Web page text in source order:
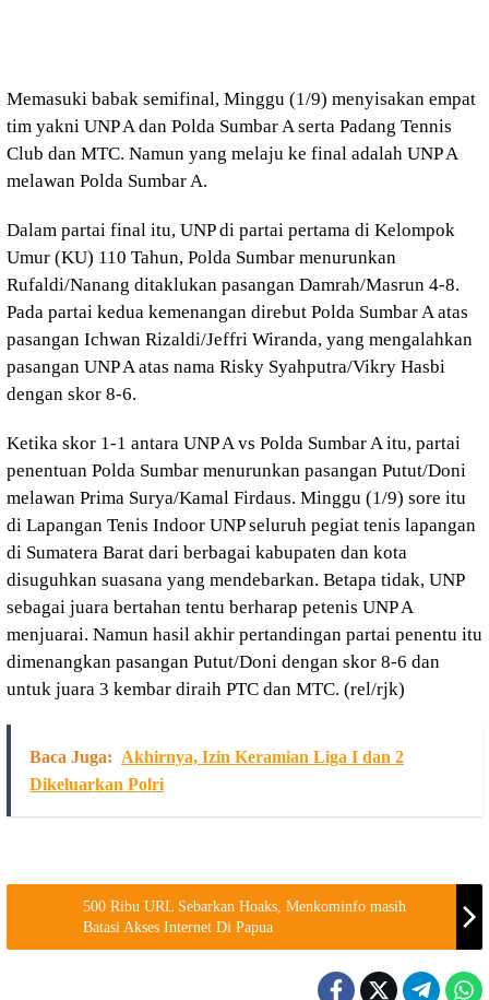
Memasuki babak semifinal, Minggu (1/9) menyisakan empat
tim yakni UNP A dan Polda Sumbar A serta Padang Tennis
Club dan MTC. Namun yang melaju ke final adalah UNP A
melawan Polda Sumbar A.
Dalam partai final itu, UNP di partai pertama di Kelompok
Umur (KU) 110 Tahun, Polda Sumbar menurunkan
Rufaldi/Nanang ditaklukan pasangan Damrah/Masrun 4-8.
Pada partai kedua kemenangan direbut Polda Sumbar A atas
pasangan Ichwan Rizaldi/Jeffri Wiranda, yang mengalahkan
pasangan UNP A atas nama Risky Syahputra/Vikry Hasbi
dengan skor 8-6.
Ketika skor 1-1 antara UNP A vs Polda Sumbar A itu, partai
penentuan Polda Sumbar menurunkan pasangan Putut/Doni
melawan Prima Surya/Kamal Firdaus. Minggu (1/9) sore itu
di Lapangan Tenis Indoor UNP seluruh pegiat tenis lapangan
di Sumatera Barat dari berbagai kabupaten dan kota
disuguhkan suasana yang mendebarkan. Betapa tidak, UNP
sebagai juara bertahan tentu berharap petenis UNP A
menjuarai. Namun hasil akhir pertandingan partai penentu itu
dimenangkan pasangan Putut/Doni dengan skor 8-6 dan
untuk juara 3 kembar diraih PTC dan MTC. (rel/rjk)
Baca Juga: Akhirnya, Izin Keramian Liga I dan 2
Dikeluarkan Polri
500 Ribu URL Sebarkan Hoaks, Menkominfo masih
Batasi Akses Internet Di Papua